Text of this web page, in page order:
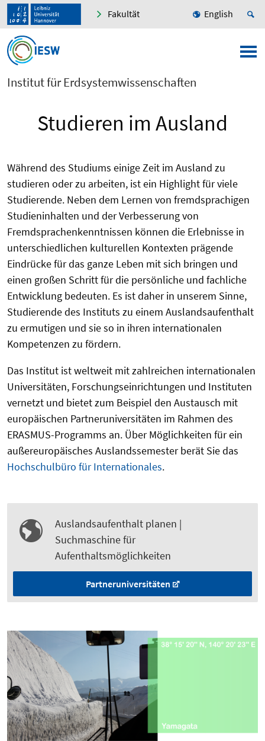
Fakultät English
Institut für Erdsystemwissenschaften
Studieren im Ausland
Während des Studiums einige Zeit im Ausland zu
studieren oder zu arbeiten, ist ein Highlight für viele
Studierende. Neben dem Lernen von fremdsprachigen
Studieninhalten und der Verbesserung von
Fremdsprachenkenntnissen können die Erlebnisse in
unterschiedlichen kulturellen Kontexten prägende
Eindrücke für das ganze Leben mit sich bringen und
einen großen Schritt für die persönliche und fachliche
Entwicklung bedeuten. Es ist daher in unserem Sinne,
Studierende des Instituts zu einem Auslandsaufenthalt
zu ermutigen und sie so in ihren internationalen
Kompetenzen zu fördern.
Das Institut ist weltweit mit zahlreichen internationalen
Universitäten, Forschungseinrichtungen und Instituten
vernetzt und bietet zum Beispiel den Austausch mit
europäischen Partneruniversitäten im Rahmen des
ERASMUS-Programms an. Über Möglichkeiten für ein
außereuropäisches Auslandssemester berät Sie das
Hochschulbüro für Internationales.
Auslandsaufenthalt planen |
Suchmaschine für
Aufenthaltsmöglichkeiten
Partneruniversitäten